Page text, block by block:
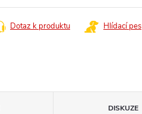
Dotaz k produktu Hlídací pes
DISKUZE